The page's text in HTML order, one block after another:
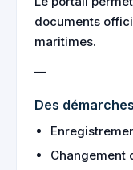
documents
maritimes.
—
Des
Changement